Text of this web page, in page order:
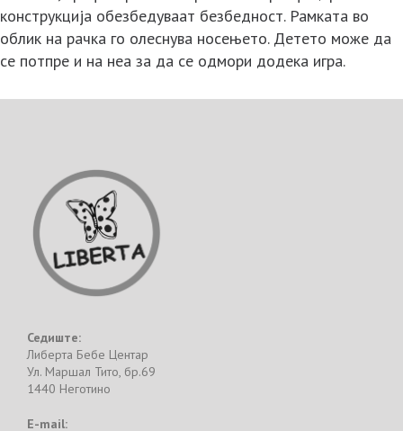
конструкција обезбедуваат безбедност. Рамката во
облик на рачка го олеснува носењето. Детето може да
се потпре и на неа за да се одмори додека игра.
Седиште:
Либерта Бебе Центар
Ул. Маршал Тито, бр.69
1440 Неготино
E-mail: